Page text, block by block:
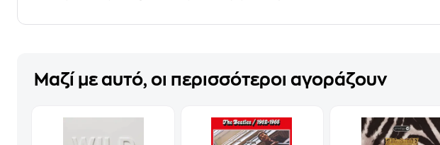
Μαζί με αυτό, οι περισσότεροι αγοράζουν